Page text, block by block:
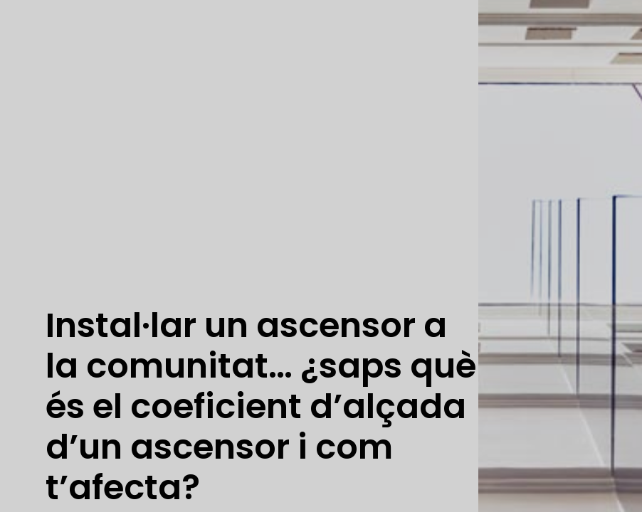
Instal·lar un ascensor a
la comunitat… ¿saps què
és el coeficient d’alçada
d’un ascensor i com
t’afecta?